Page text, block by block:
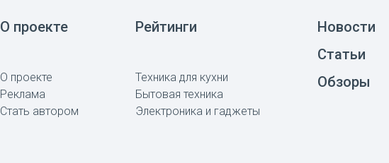
О проекте
О проекте
Реклама
Стать автором
Рейтинги
Техника для кухни
Бытовая техника
Электроника и гаджеты
Новости
Статьи
Обзоры